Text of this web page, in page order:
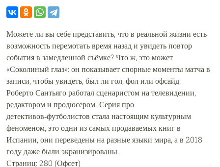
Можете ли вы себе представить, что в реальной жизни есть
возможность перемотать время назад и увидеть повтор
события в замедленной съёмке? Что ж, это может
«Соколиный глаз»: он показывает спорные моменты матча в
записи, чтобы увидеть, был ли гол, фол или офсайд.
Роберто Сантьяго работал сценаристом на телевидении,
редактором и продюсером. Серия про
детективов‑футболистов стала настоящим культурным
феноменом, это одни из самых продаваемых книг в
Испании, они переведены на разные языки мира, а в 2018
году даже были экранизированы.
Страниц: 280 (Офсет)